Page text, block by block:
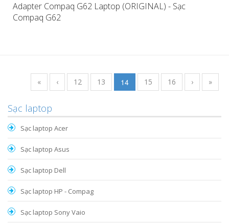
Adapter Compaq G62 Laptop (ORIGINAL) - Sạc
Compaq G62
« ‹ 12 13 14 15 16 › »
Sạc laptop
Sạc laptop Acer
Sạc laptop Asus
Sạc laptop Dell
Sạc laptop HP - Compag
Sạc laptop Sony Vaio